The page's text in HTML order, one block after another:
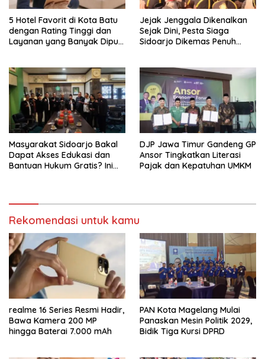
5 Hotel Favorit di Kota Batu
dengan Rating Tinggi dan
Layanan yang Banyak Dipuji
Jejak Jenggala Dikenalkan
Sejak Dini, Pesta Siaga
Sidoarjo Dikemas Penuh
Masyarakat Sidoarjo Bakal
Dapat Akses Edukasi dan
Bantuan Hukum Gratis? Ini
DJP Jawa Timur Gandeng GP
Ansor Tingkatkan Literasi
Pajak dan Kepatuhan UMKM
Rekomendasi untuk kamu
realme 16 Series Resmi Hadir,
Bawa Kamera 200 MP
hingga Baterai 7.000 mAh
PAN Kota Magelang Mulai
Panaskan Mesin Politik 2029,
Bidik Tiga Kursi DPRD